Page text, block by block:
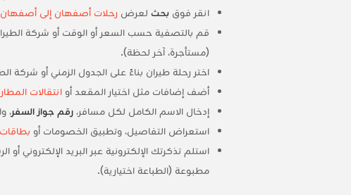
انقر فوق بحث لعرض رحلات أصفهان إلى أصفهان
قم بالتصفية حسب السعر أو الوقت أو شركة الطيران
(مستأجرة، آخر لحظة).
اختر رحلة طيران بناءً على الجدول الزمني أو شركة
أضف إضافات مثل اختيار المقعد أو انتقالات المطار
إدخال الاسم الكامل لكل مسافر، رقم جواز السفر،
استعراض التفاصيل، وتطبيق الخصومات أو
استلم تذكرتك الإلكترونية عبر البريد
مطبوعة (الطباعة اختيارية).